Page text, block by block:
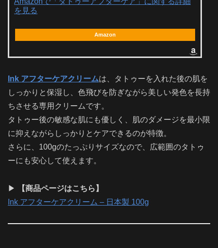
を見る
Amazon
Ink アフターケアクリームは、タトゥーを入れた後の肌を
しっかりと保湿し、色飛びを防ぎながら美しい発色を長持
ちさせる専用クリームです。
タトゥー後の敏感な肌にも優しく、肌のダメージを最小限
に抑えながらしっかりとケアできるのが特徴。
さらに、100gのたっぷりサイズなので、広範囲のタトゥ
ーにも安心して使えます。
▶
【商品ページはこちら】
Ink アフターケアクリーム – 日本製 100g